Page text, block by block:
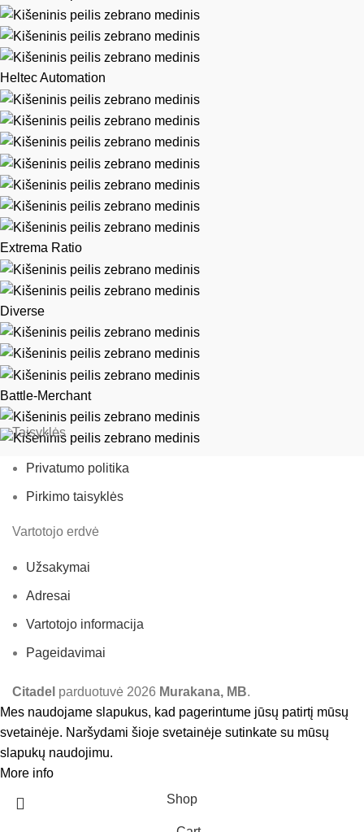
Heltec Automation
Extrema Ratio
Diverse
Battle-Merchant
Taisyklės
Privatumo politika
Pirkimo taisyklės
Vartotojo erdvė
Užsakymai
Adresai
Vartotojo informacija
Pageidavimai
Citadel parduotuvė 2026 Murakana, MB.
Mes naudojame slapukus, kad pagerintume jūsų patirtį mūsų
svetainėje. Naršydami šioje svetainėje sutinkate su mūsų
slapukų naudojimu.
More info
Shop